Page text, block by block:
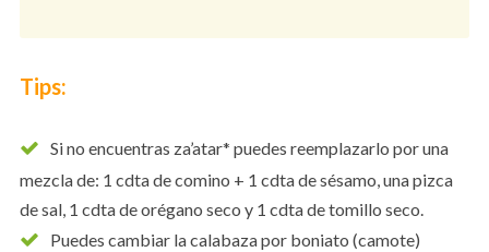
Tips:
Si no encuentras za’atar* puedes reemplazarlo por una
mezcla de: 1 cdta de comino + 1 cdta de sésamo, una pizca
de sal, 1 cdta de orégano seco y 1 cdta de tomillo seco.
Puedes cambiar la calabaza por boniato (camote)